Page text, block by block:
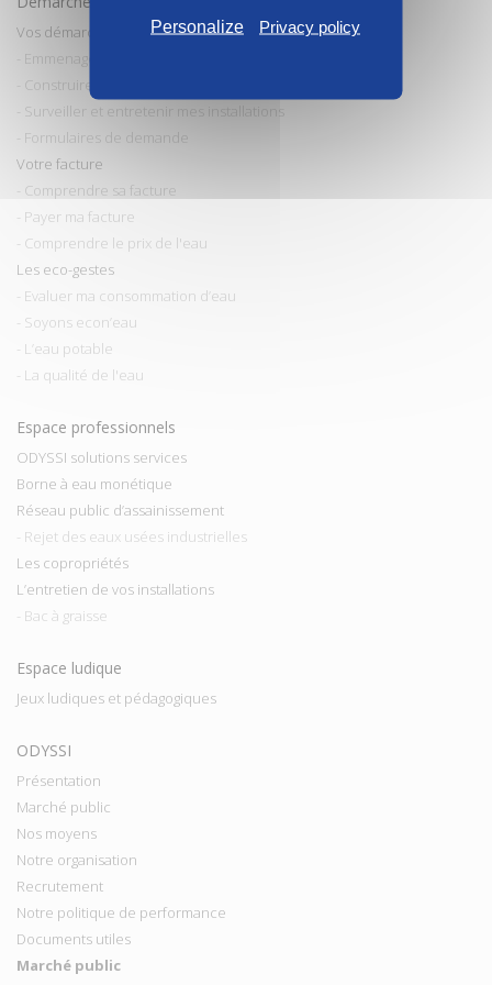
Vos démarches
- Emmenager / Déménager
- Construire / Faire des travaux
- Surveiller et entretenir mes installations
- Formulaires de demande
Votre facture
- Comprendre sa facture
- Payer ma facture
- Comprendre le prix de l'eau
Les eco-gestes
- Evaluer ma consommation d’eau
- Soyons econ’eau
- L’eau potable
- La qualité de l'eau
Espace professionnels
ODYSSI solutions services
Borne à eau monétique
Réseau public d’assainissement
- Rejet des eaux usées industrielles
Les copropriétés
L’entretien de vos installations
- Bac à graisse
Espace ludique
Jeux ludiques et pédagogiques
ODYSSI
Présentation
Marché public
Nos moyens
Notre organisation
Recrutement
Notre politique de performance
Documents utiles
Marché public
Personalize Privacy policy